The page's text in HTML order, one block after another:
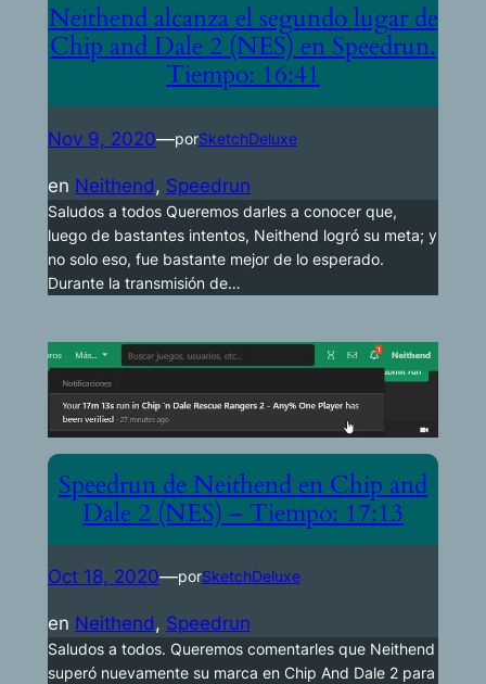
Neithend alcanza el segundo lugar de
Chip and Dale 2 (NES) en Speedrun.
Tiempo: 16:41
Nov 9, 2020—porSketchDeluxe
en Neithend , Speedrun
Saludos a todos Queremos darles a conocer que,
luego de bastantes intentos, Neithend logró su meta; y
no solo eso, fue bastante mejor de lo esperado.
Durante la transmisión de…
Speedrun de Neithend en Chip and
Dale 2 (NES) – Tiempo: 17:13
Oct 18, 2020—porSketchDeluxe
en Neithend, Speedrun
Saludos a todos. Queremos comentarles que Neithend
superó nuevamente su marca en Chip And Dale 2 para